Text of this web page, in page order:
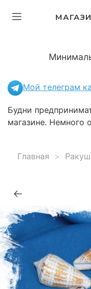
Мой телеграм
Будни
магазине. Немного
Главная